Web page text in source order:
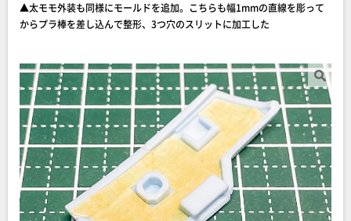
▲太モモ外装も同様にモールドを追加。こちらも幅1mmの直線を彫って
からプラ棒を差し込んで整形、3つ穴のスリットに加工した